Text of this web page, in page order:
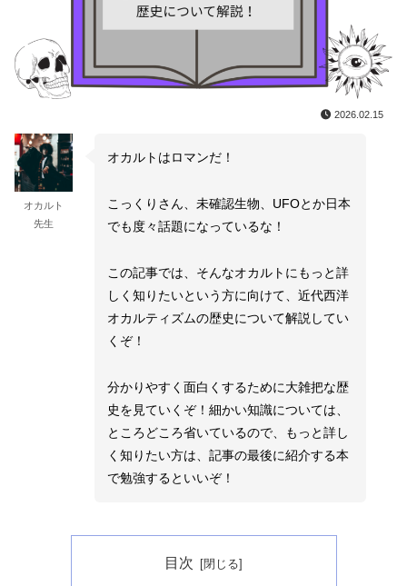
2026.02.15
オカルト
先生
オカルトはロマンだ！
こっくりさん、未確認生物、UFOとか日本
でも度々話題になっているな！
この記事では、そんなオカルトにもっと詳
しく知りたいという方に向けて、近代西洋
オカルティズムの歴史について解説してい
くぞ！
分かりやすく面白くするために大雑把な歴
史を見ていくぞ！細かい知識については、
ところどころ省いているので、もっと詳し
く知りたい方は、記事の最後に紹介する本
で勉強するといいぞ！
目次